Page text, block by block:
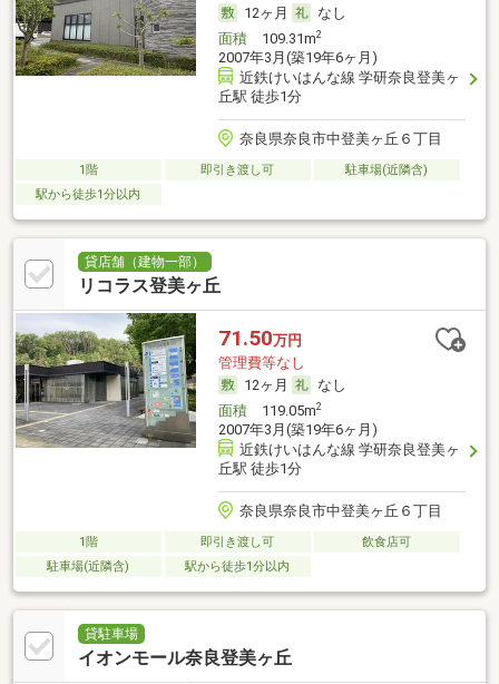
12ヶ月
なし
面積109.31m2
2007年3月(築19年6ヶ月)
近鉄けいはんな線 学研奈良登美ヶ
丘駅 徒歩1分
奈良県奈良市中登美ヶ丘６丁目
1階 即引き渡し可
駐車場(近隣含)
駅から徒歩1分以内
貸店舗（建物一部）
リコラス登美ヶ丘
71.50万円
管理費等なし
12ヶ月
なし
面積119.05m2
2007年3月(築19年6ヶ月)
近鉄けいはんな線 学研奈良登美ヶ
丘駅 徒歩1分
奈良県奈良市中登美ヶ丘６丁目
1階 即引き渡し可
飲食店可
駐車場(近隣含)
駅から徒歩1分以内
貸駐車場
イオンモール奈良登美ヶ丘